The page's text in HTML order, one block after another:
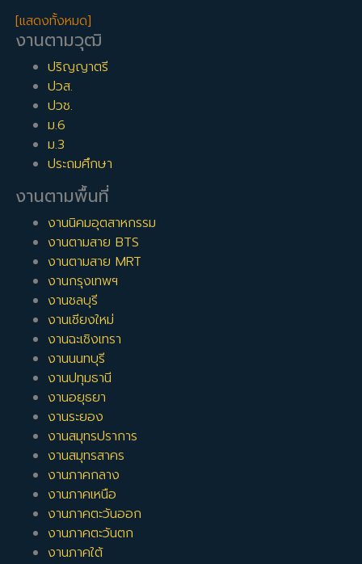
[แสดงทั้งหมด]
งานตามวุฒิ
ปริญญาตรี
ปวส.
ปวช.
ม.6
ม.3
ประถมศึกษา
งานตามพื้นที่
งานนิคมอุตสาหกรรม
งานตามสาย BTS
งานตามสาย MRT
งานกรุงเทพฯ
งานชลบุรี
งานเชียงใหม่
งานฉะเชิงเทรา
งานนนทบุรี
งานปทุมธานี
งานอยุธยา
งานระยอง
งานสมุทรปราการ
งานสมุทรสาคร
งานภาคกลาง
งานภาคเหนือ
งานภาคตะวันออก
งานภาคตะวันตก
งานภาคใต้